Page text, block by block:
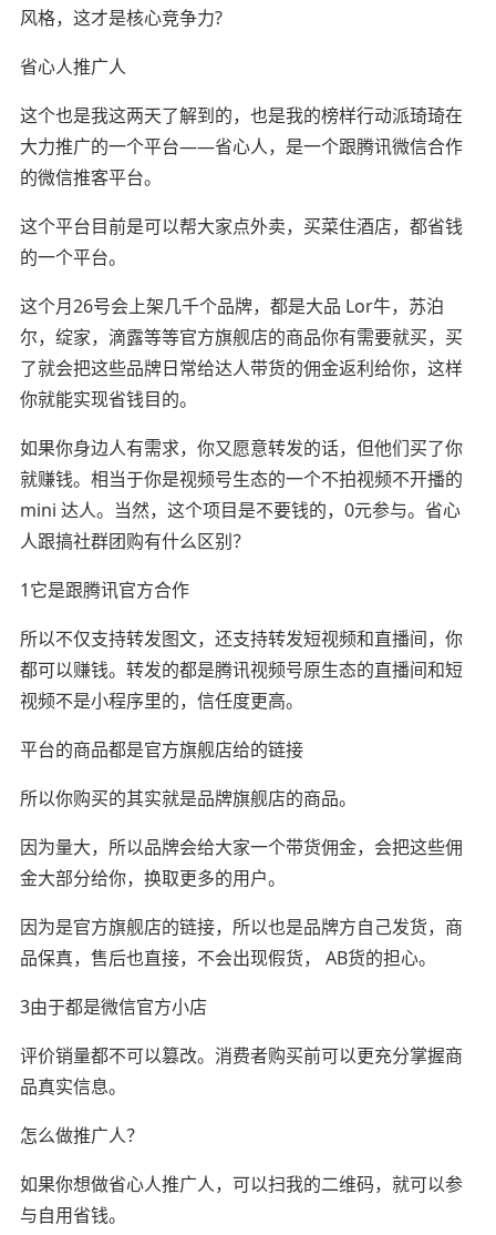
风格，这才是核心竞争力?
省心人推广人
这个也是我这两天了解到的，也是我的榜样行动派琦琦在
大力推广的一个平台——省心人，是一个跟腾讯微信合作
的微信推客平台。
这个平台目前是可以帮大家点外卖，买菜住酒店，都省钱
的一个平台。
这个月26号会上架几千个品牌，都是大品 Lor牛，苏泊
尔，绽家，滴露等等官方旗舰店的商品你有需要就买，买
了就会把这些品牌日常给达人带货的佣金返利给你，这样
你就能实现省钱目的。
如果你身边人有需求，你又愿意转发的话，但他们买了你
就赚钱。相当于你是视频号生态的一个不拍视频不开播的
mini 达人。当然，这个项目是不要钱的，0元参与。省心
人跟搞社群团购有什么区别？
1️它是跟腾讯官方合作
所以不仅支持转发图文，还支持转发短视频和直播间，你
都可以赚钱。转发的都是腾讯视频号原生态的直播间和短
视频不是小程序里的，信任度更高。
平台的商品都是官方旗舰店给的链接
所以你购买的其实就是品牌旗舰店的商品。
因为量大，所以品牌会给大家一个带货佣金，会把这些佣
金大部分给你，换取更多的用户。
因为是官方旗舰店的链接，所以也是品牌方自己发货，商
品保真，售后也直接，不会出现假货， AB货的担心。
3️由于都是微信官方小店
评价销量都不可以篡改。消费者购买前可以更充分掌握商
品真实信息。
怎么做推广人？
如果你想做省心人推广人，可以扫我的二维码，就可以参
与自用省钱。